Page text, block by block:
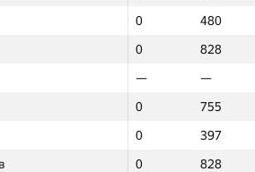
0
480
0
828
—
—
0
755
0
397
0
828
0
480
0
828
—
—
0
755
0
397
0
828